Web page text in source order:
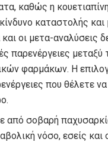
καθώς η
καταστολής και
οι μετα-αναλύσεις
παρενέργειες μεταξύ
φαρμάκων. Η
που θέλετε
από σοβαρή
νόσο, εσείς και